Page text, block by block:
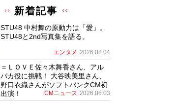
新着記事
STU48 中村舞の原動力は「愛」。
STU48と2nd写真集を語る。
エンタメ 2026.08.04
＝ＬＯＶＥ佐々木舞香さん、アル
パカ役に挑戦！ 大谷映美里さん、
野口衣織さんがソフトバンクCM初
出演！
CMニュース 2026.08.03